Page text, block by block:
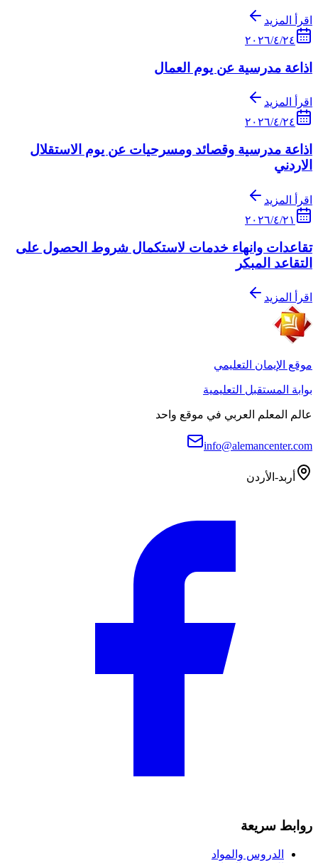
اقرأ المزيد
٢٤‏/٤‏/٢٠٢٦
اذاعة مدرسية عن يوم العمال
اقرأ المزيد
٢٤‏/٤‏/٢٠٢٦
اذاعة مدرسية وقصائد ومسرحيات عن يوم الاستقلال
الاردني
اقرأ المزيد
٢١‏/٤‏/٢٠٢٦
تقاعدات وانهاء خدمات لاستكمال شروط الحصول على
التقاعد المبكر
اقرأ المزيد
موقع الإيمان التعليمي
بوابة المستقبل التعليمية
عالم المعلم العربي في موقع واحد
info@alemancenter.com
أربد-الأردن
روابط سريعة
الدروس والمواد